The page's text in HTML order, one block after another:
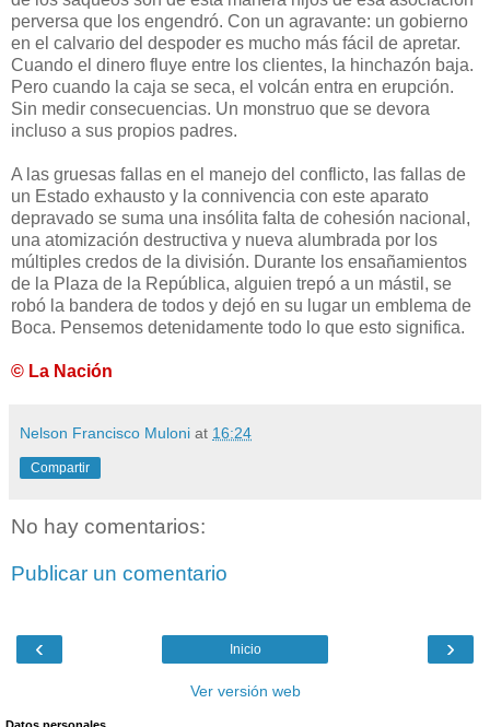
perversa que los engendró. Con un agravante: un gobierno
en el calvario del despoder es mucho más fácil de apretar.
Cuando el dinero fluye entre los clientes, la hinchazón baja.
Pero cuando la caja se seca, el volcán entra en erupción.
Sin medir consecuencias. Un monstruo que se devora
incluso a sus propios padres.
A las gruesas fallas en el manejo del conflicto, las fallas de
un Estado exhausto y la connivencia con este aparato
depravado se suma una insólita falta de cohesión nacional,
una atomización destructiva y nueva alumbrada por los
múltiples credos de la división. Durante los ensañamientos
de la Plaza de la República, alguien trepó a un mástil, se
robó la bandera de todos y dejó en su lugar un emblema de
Boca. Pensemos detenidamente todo lo que esto significa.
© La Nación
Nelson Francisco Muloni at 16:24
Compartir
No hay comentarios:
Publicar un comentario
‹ ›
Inicio
Ver versión web